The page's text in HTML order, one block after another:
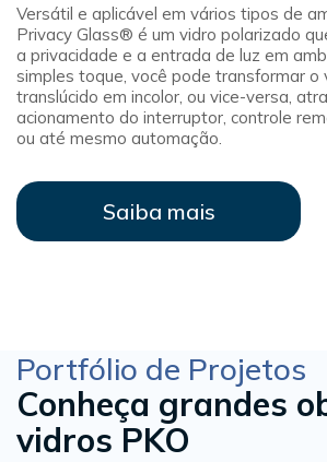
Versátil e aplicável em vários tipos de
Privacy Glass® é um vidro polarizado
a privacidade e a entrada de luz em
simples toque, você pode transformar o
translúcido em incolor, ou vice-versa,
acionamento do interruptor, controle
ou até mesmo automação.
Saiba mais
Portfólio de Projetos
Conheça grandes
vidros PKO